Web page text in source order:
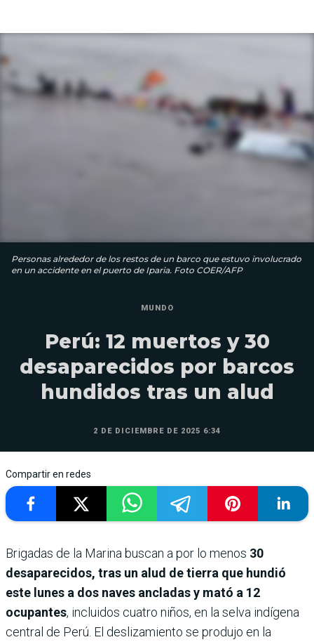
Personas alrededor de los restos de un barco que estuvo involucrado
en un accidente en el puerto de Iparia. Foto COER/AFP
MUNDO
Perú: 12 muertos y 30
desaparecidos por barcos
hundidos tras un alud
2 DE DICIEMBRE DE 2025 6:34
Compartir en redes
Brigadas de la Marina buscan a por lo menos 30
desaparecidos, tras un alud de tierra que hundió
este lunes a dos naves ancladas y mató a 12
ocupantes, incluidos cuatro niños, en la selva indígena
central de Perú. El deslizamiento se produjo en la